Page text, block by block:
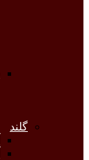
گلند